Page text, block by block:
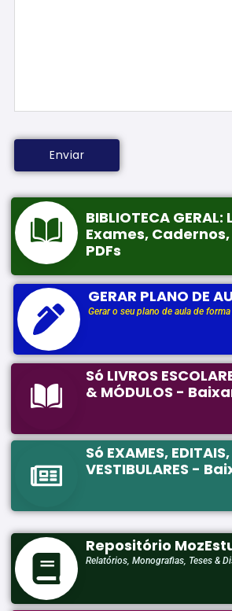
BIBLIOTECA GERAL:
Exames,
PDFs
GERAR PLANO DE
Gerar o seu plano de aula de
Só LIVROS
& MÓDULOS -
Só EXAMES,
VESTIBULARES -
Repositório
Relatórios, Monografias, Teses &